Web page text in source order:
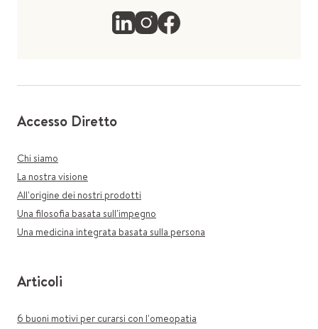
Accesso Diretto
Chi siamo
La nostra visione
All'origine dei nostri prodotti
Una filosofia basata sull'impegno
Una medicina integrata basata sulla persona
Articoli
6 buoni motivi per curarsi con l'omeopatia